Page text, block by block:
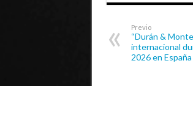
Previo
“Durán &
internacional
2026 en España